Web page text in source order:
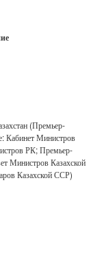
(Премьер-
Кабинет Министров
РК; Премьер-
Министров Казахской
Казахской ССР)